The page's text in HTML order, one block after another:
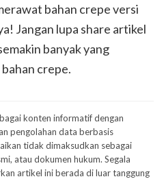
bahan crepe versi
Jangan lupa share artikel
banyak yang
crepe.
konten informatif dengan
pengolahan data berbasis
tidak dimaksudkan sebagai
atau dokumen hukum. Segala
artikel ini berada di luar tanggung